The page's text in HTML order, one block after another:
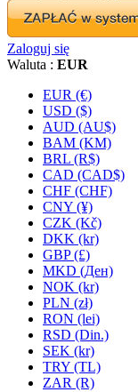
Zaloguj się
Waluta : EUR
EUR (€)
USD ($)
AUD (AU$)
BAM (KM)
BRL (R$)
CAD (CAD$)
CHF (CHF)
CNY (¥)
CZK (Kč)
DKK (kr)
GBP (£)
MKD (Ден)
NOK (kr)
PLN (zł)
RON (lei)
RSD (Din.)
SEK (kr)
TRY (TL)
ZAR (R)